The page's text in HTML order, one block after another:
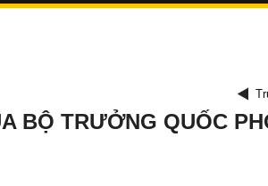
BỘ TRƯỞNG QUỐC